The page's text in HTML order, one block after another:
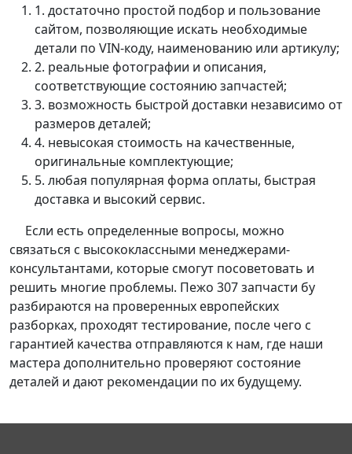
1. достаточно простой подбор и пользование
сайтом, позволяющие искать необходимые
детали по VIN-коду, наименованию или артикулу;
2. реальные фотографии и описания,
соответствующие состоянию запчастей;
3. возможность быстрой доставки независимо от
размеров деталей;
4. невысокая стоимость на качественные,
оригинальные комплектующие;
5. любая популярная форма оплаты, быстрая
доставка и высокий сервис.
Если есть определенные вопросы, можно
связаться с высококлассными менеджерами-
консультантами, которые смогут посоветовать и
решить многие проблемы. Пежо 307 запчасти бу
разбираются на проверенных европейских
разборках, проходят тестирование, после чего с
гарантией качества отправляются к нам, где наши
мастера дополнительно проверяют состояние
деталей и дают рекомендации по их будущему.